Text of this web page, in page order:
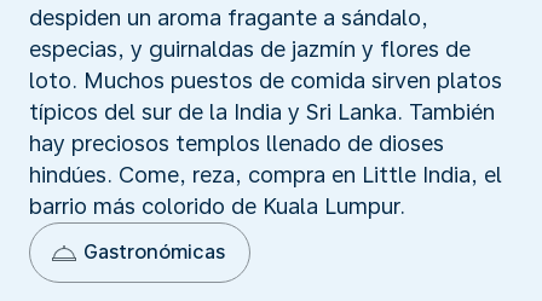
despiden un aroma fragante a sándalo,
especias, y guirnaldas de jazmín y flores de
loto. Muchos puestos de comida sirven platos
típicos del sur de la India y Sri Lanka. También
hay preciosos templos llenado de dioses
hindúes. Come, reza, compra en Little India, el
barrio más colorido de Kuala Lumpur.
Gastronómicas